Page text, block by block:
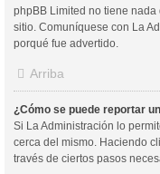
phpBB Limited no tiene
sitio. Comuníquese con La
porqué fue advertido.
Arriba
¿Cómo se puede reportar
Si La Administración lo
cerca del mismo. Haciendo
través de ciertos pasos